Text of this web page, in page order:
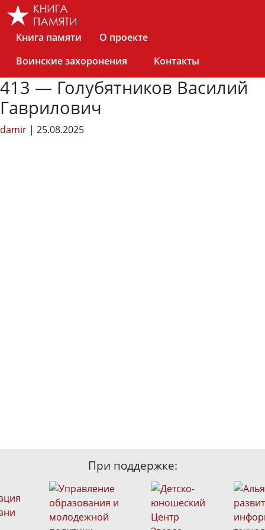
Skip
Книга памяти
О проекте
Воинские захоронения
Контакты
413 — Голубятников Василий
Гаврилович
damir | 25.08.2025
При поддержке: